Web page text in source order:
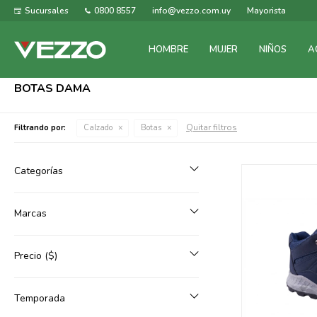
HOMBRE MUJER NIÑOS
Sucursales 0800 8557 info@vezzo.com.uy Mayorista
BOTAS DAMA
Filtrando por: Calzado Botas Quitar filtros
Categorías
Marcas
Precio ($)
Temporada